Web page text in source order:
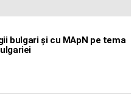
bulgari și cu MApN pe tema